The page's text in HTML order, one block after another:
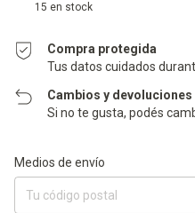
15 en stock
Compra protegida
Tus datos cuidados
Cambios y devoluciones
Si no te gusta, podés
Entregas para el CP:
Medios de envío